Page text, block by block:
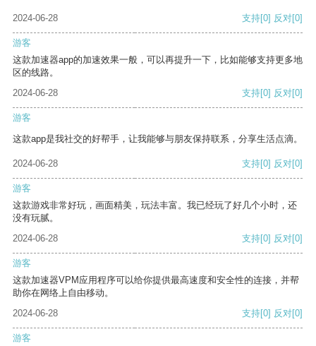
2024-06-28 支持[0] 反对[0]
游客
这款加速器app的加速效果一般，可以再提升一下，比如能够支持更多地
区的线路。
2024-06-28
支持[0] 反对[0]
游客
这款app是我社交的好帮手，让我能够与朋友保持联系，分享生活点滴。
2024-06-28 支持[0] 反对[0]
游客
这款游戏非常好玩，画面精美，玩法丰富。我已经玩了好几个小时，还
没有玩腻。
2024-06-28
支持[0] 反对[0]
游客
这款加速器VPM应用程序可以给你提供最高速度和安全性的连接，并帮
助你在网络上自由移动。
2024-06-28
支持[0] 反对[0]
游客